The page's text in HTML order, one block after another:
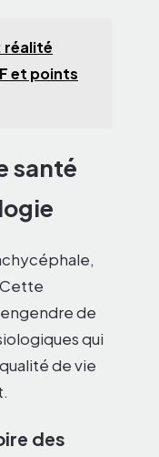
réalité
et points
santé
de
qui
de vie
des